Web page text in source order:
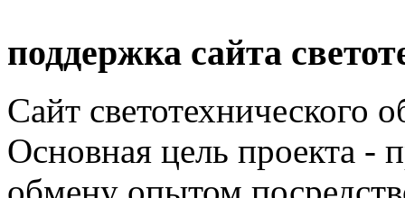
поддержка сайта
Сайт светотехнического
Основная цель проекта -